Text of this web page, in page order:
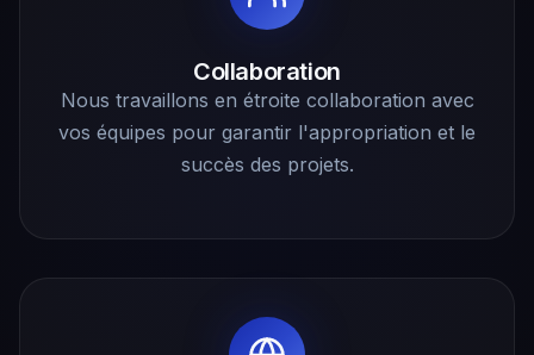
Collaboration
Nous travaillons en étroite collaboration avec
vos équipes pour garantir l'appropriation et le
succès des projets.